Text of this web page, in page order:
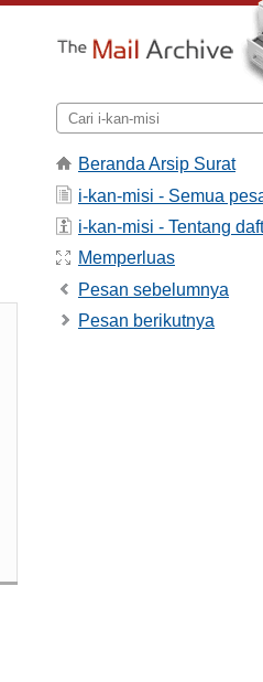
Beranda Arsip Surat
i-kan-misi - Semua
i-kan-misi - Tentang
Memperluas
Pesan sebelumnya
Pesan berikutnya